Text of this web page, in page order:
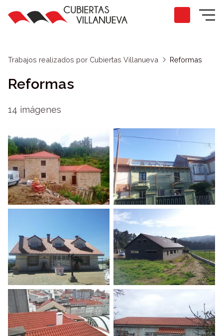
Trabajos realizados por Cubiertas Villanueva Reformas
Reformas
14 imágenes